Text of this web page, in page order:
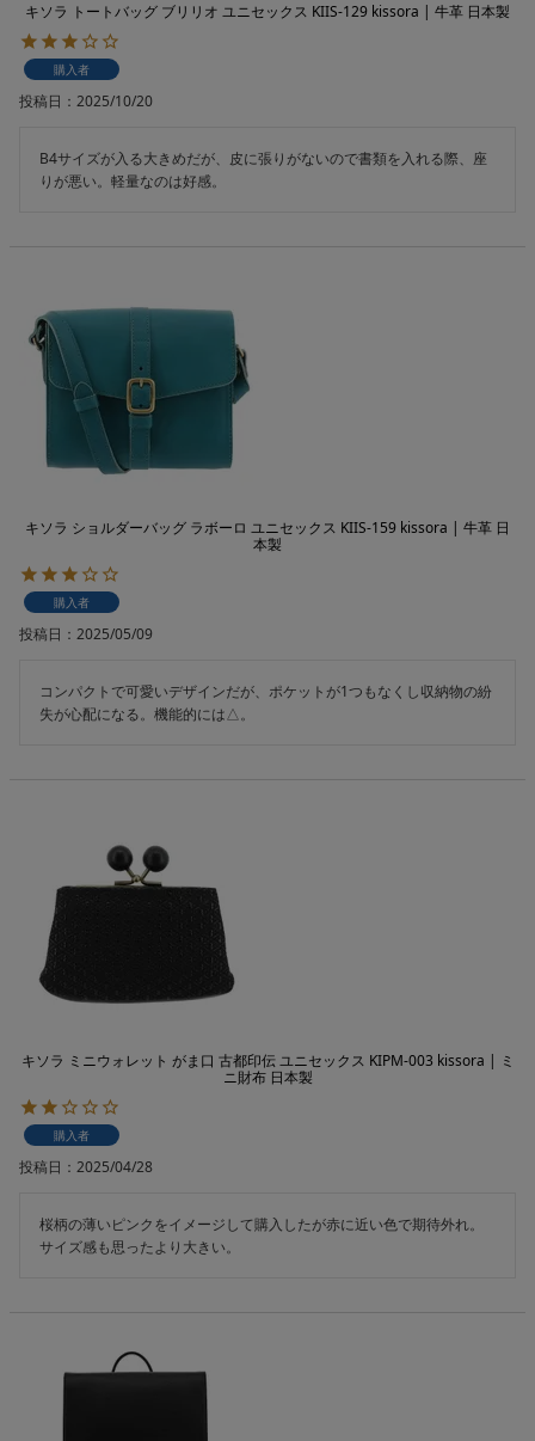
キソラ トートバッグ ブリリオ ユニセックス KIIS-129 kissora | 牛革 日本製
購入者
投稿日 2025/10/20
B4サイズが入る大きめだが、皮に張りがないので書類を入れる際、座
りが悪い。軽量なのは好感。
キソラ ショルダーバッグ ラボーロ ユニセックス KIIS-159 kissora | 牛革 日
本製
購入者
投稿日 2025/05/09
コンパクトで可愛いデザインだが、ポケットが1つもなくし収納物の紛
失が心配になる。機能的には△。
キソラ ミニウォレット がま口 古都印伝 ユニセックス KIPM-003 kissora | ミ
ニ財布 日本製
購入者
投稿日 2025/04/28
桜柄の薄いピンクをイメージして購入したが赤に近い色で期待外れ。